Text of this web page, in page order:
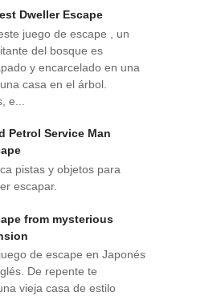
Dweller Escape
juego de escape , un
del bosque es
y encarcelado en una
casa en el árbol.
e...
Petrol Service Man
pistas y objetos para
escapar.
from mysterious
de escape en Japonés
De repente te
vieja casa de estilo